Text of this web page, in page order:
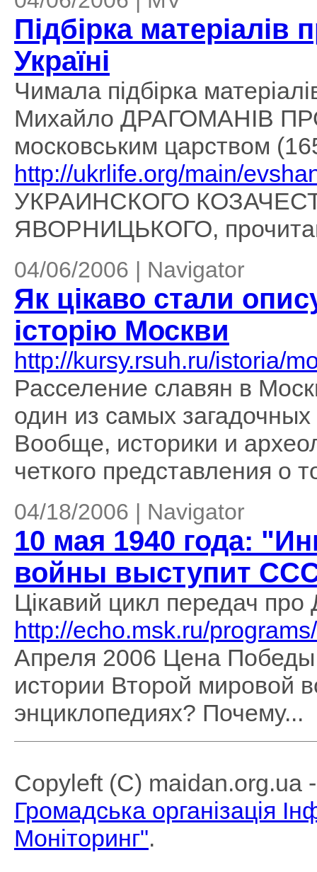
Підбірка матеріалів
Україні
Чимала підбірка
Михайло ДРАГОМАНІВ
московським царством
http://ukrlife.org/main/
УКРАИНСКОГО
ЯВОРНИЦЬКОГО,
04/06/2006 | Navigator
Як цікаво стали
історію Москви
http://kursy.rsuh.ru/istoria/
Расселение славян в
один из самых
Вообще, историки и
четкого представления о
04/18/2006 | Navigator
10 мая 1940 года:
войны выступит
Цікавий цикл передач про
http://echo.msk.ru/
Апреля 2006 Цена
истории Второй мировой
энциклопедиях? Почему...
Copyleft (C) maidan.org.ua
Громадська організація
Моніторинг".